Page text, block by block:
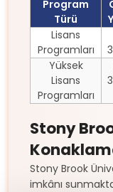
Program
Türü
Lisans
Programları
Yüksek
Lisans
Programları
Stony
Stony Brook
imkânı